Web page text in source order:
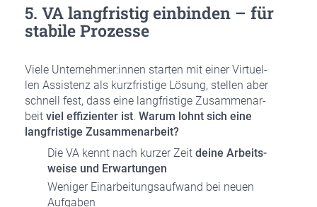
5. VA lang­fris­tig ein­bin­den – für
sta­bi­le Pro­zes­se
Vie­le Unternehmer:innen star­ten mit einer Vir­tu­el­
len Assis­tenz als kurz­fris­ti­ge Lösung, stel­len aber
schnell fest, dass eine lang­fris­ti­ge Zusam­men­ar­
beit viel effi­zi­en­ter ist. War­um lohnt sich eine
lang­fris­ti­ge Zusam­men­ar­beit?
Die VA kennt nach kur­zer Zeit dei­ne Arbeits­
wei­se und Erwar­tun­gen
Weni­ger Ein­ar­bei­tungs­auf­wand bei neu­en
Auf­ga­ben